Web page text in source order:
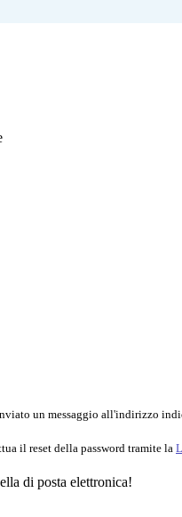
un messaggio all'indirizzo
il reset della password tramite la
di posta elettronica!